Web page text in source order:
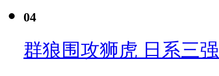
04
群狼围攻狮虎 日系三